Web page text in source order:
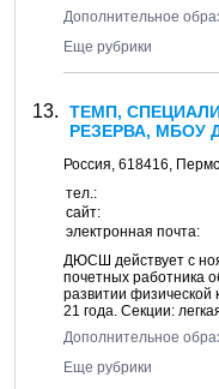
Дополнительное
Еще рубрики
ТЕМП,
РЕЗЕРВА, МБОУ
Россия, 618416,
тел.:
сайт:
электронная почта:
ДЮСШ действует с
почетных работника
развитии
21 года. Секции:
Дополнительное
Еще рубрики